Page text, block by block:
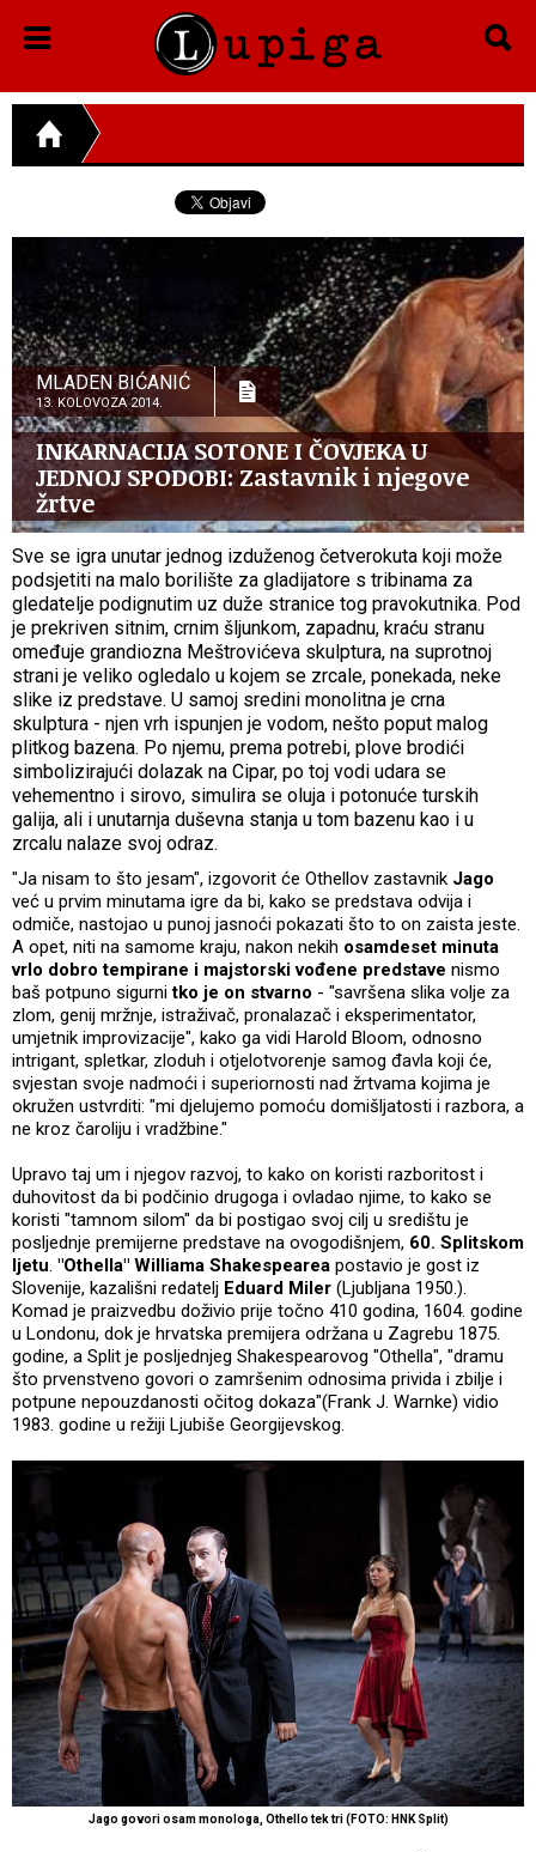
MLADEN BIĆANIĆ
13. KOLOVOZA 2014.
INKARNACIJA SOTONE I ČOVJEKA U
JEDNOJ SPODOBI: Zastavnik i njegove
žrtve
Sve se igra unutar jednog izduženog četverokuta koji može
podsjetiti na malo borilište za gladijatore s tribinama za
gledatelje podignutim uz duže stranice tog pravokutnika. Pod
je prekriven sitnim, crnim šljunkom, zapadnu, kraću stranu
omeđuje grandiozna Meštrovićeva skulptura, na suprotnoj
strani je veliko ogledalo u kojem se zrcale, ponekada, neke
slike iz predstave. U samoj sredini monolitna je crna
skulptura - njen vrh ispunjen je vodom, nešto poput malog
plitkog bazena. Po njemu, prema potrebi, plove brodići
simbolizirajući dolazak na Cipar, po toj vodi udara se
vehementno i sirovo, simulira se oluja i potonuće turskih
galija, ali i unutarnja duševna stanja u tom bazenu kao i u
zrcalu nalaze svoj odraz.
"Ja nisam to što jesam", izgovorit će Othellov zastavnik Jago
već u prvim minutama igre da bi, kako se predstava odvija i
odmiče, nastojao u punoj jasnoći pokazati što to on zaista jeste.
A opet, niti na samome kraju, nakon nekih osamdeset minuta
vrlo dobro tempirane i majstorski vođene predstave nismo
baš potpuno sigurnitko je on stvarno - "savršena slika volje za
zlom, genij mržnje, istraživač, pronalazač i eksperimentator,
umjetnik improvizacije", kako ga vidi Harold Bloom, odnosno
intrigant, spletkar, zloduh i otjelotvorenje samog đavla koji će,
svjestan svoje nadmoći i superiornosti nad žrtvama kojima je
okružen ustvrditi: "mi djelujemo pomoću domišljatosti i razbora, a
ne kroz čaroliju i vradžbine."
Upravo taj um i njegov razvoj, to kako on koristi razboritost i
duhovitost da bi podčinio drugoga i ovladao njime, to kako se
koristi "tamnom silom" da bi postigao svoj cilj u središtu je
posljednje premijerne predstave na ovogodišnjem, 60. Splitskom
ljetu. "Othella" Williama Shakespearea postavio je gost iz
Slovenije, kazališni redatelj Eduard Miler (Ljubljana 1950.).
Komad je praizvedbu doživio prije točno 410 godina, 1604. godine
u Londonu, dok je hrvatska premijera održana u Zagrebu 1875.
godine, a Split je posljednjeg Shakespearovog "Othella", "dramu
što prvenstveno govori o zamršenim odnosima privida i zbilje i
potpune nepouzdanosti očitog dokaza"(Frank J. Warnke) vidio
1983. godine u režiji Ljubiše Georgijevskog.
Jago govori osam monologa, Othello tek tri (FOTO: HNK Split)